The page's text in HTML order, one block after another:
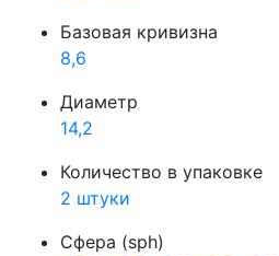
Базовая кривизна
8,6
Диаметр
14,2
Количество в упаковке
2 штуки
Сфера (sph)